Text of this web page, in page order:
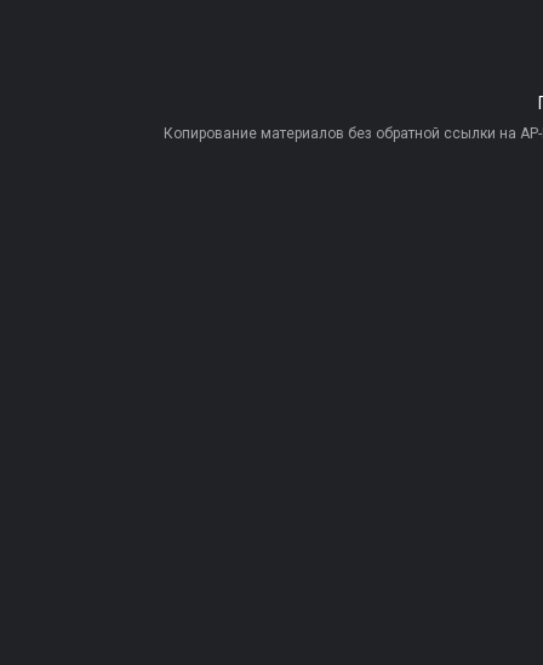
Копирование материалов без обратной ссылки на